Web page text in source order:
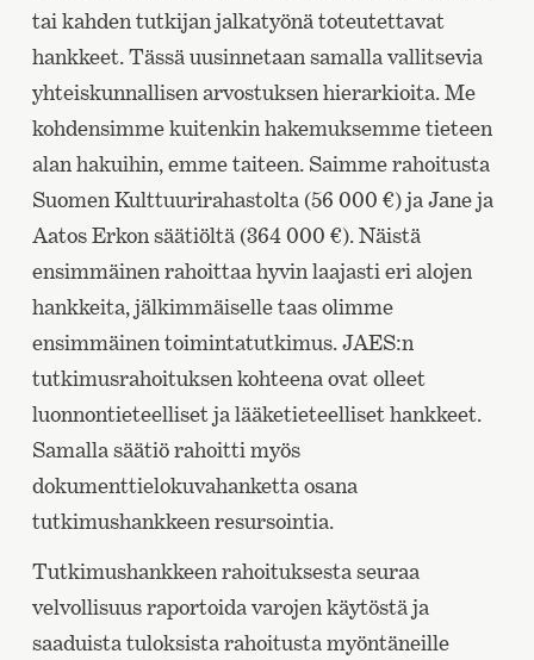
tai kahden tutkijan jalkatyönä toteutettavat
hankkeet. Tässä uusinnetaan samalla vallitsevia
yhteiskunnallisen arvostuksen hierarkioita. Me
kohdensimme kuitenkin hakemuksemme tieteen
alan hakuihin, emme taiteen. Saimme rahoitusta
Suomen Kulttuurirahastolta (56 000 €) ja Jane ja
Aatos Erkon säätiöltä (364 000 €). Näistä
ensimmäinen rahoittaa hyvin laajasti eri alojen
hankkeita, jälkimmäiselle taas olimme
ensimmäinen toimintatutkimus. JAES:n
tutkimusrahoituksen kohteena ovat olleet
luonnontieteelliset ja lääketieteelliset hankkeet.
Samalla säätiö rahoitti myös
dokumenttielokuvahanketta osana
tutkimushankkeen resursointia.
Tutkimushankkeen rahoituksesta seuraa
velvollisuus raportoida varojen käytöstä ja
saaduista tuloksista rahoitusta myöntäneille